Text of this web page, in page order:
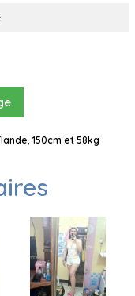
150cm et 58kg